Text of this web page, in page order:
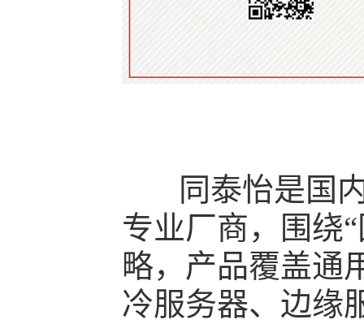
同泰怡是国内
专业厂商，围绕
略，产品覆盖通
冷服务器、边缘